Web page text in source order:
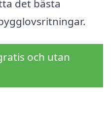
det bästa
och utan